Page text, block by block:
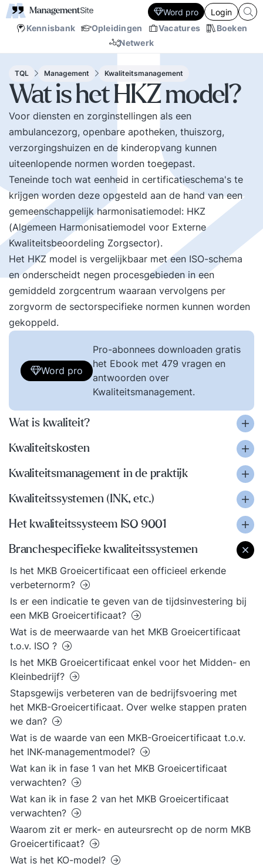
Kennisbank Opleidingen Vacatures
Boeken
Netwerk
Word pro Login
TQL Management Kwaliteitsmanagement
Wat is het HKZ model?
Voor diensten en zorginstellingen als een
ambulancezorg, openbare apotheken, thuiszorg,
verzorgingshuizen en de kinderopvang kunnen
uiteenlopende normen worden toegepast.
Teneinde toch wat eenheid in certificatieschema's te
krijgen worden deze opgesteld aan de hand van een
gemeenschappelijk harmonisatiemodel: HKZ
(Algemeen Harmonisatiemodel voor Externe
Kwaliteitsbeoordeling Zorgsector).
Het HKZ model is vergelijkbaar met een ISO-schema
en onderscheidt negen procesgebieden in een
gemiddeld zorgcentrum waaraan vervolgens per
zorgvorm de sectorspecifieke normen kunnen worden
gekoppeld.
Word pro
Pro-abonnees downloaden gratis
het Ebook met 479 vragen en
antwoorden over
Kwaliteitsmanagement.
Wat is kwaliteit?
Kwaliteitskosten
Kwaliteitsmanagement in de praktijk
Kwaliteitssystemen (INK, etc.)
Het kwaliteitssysteem ISO 9001
Branchespecifieke kwaliteitssystemen
Is het MKB Groeicertificaat een officieel erkende
verbeternorm?
Is er een indicatie te geven van de tijdsinvestering bij
een MKB Groeicertificaat?
Wat is de meerwaarde van het MKB Groeicertificaat
t.o.v. ISO ?
Is het MKB Groeicertificaat enkel voor het Midden- en
Kleinbedrijf?
Stapsgewijs verbeteren van de bedrijfsvoering met
het MKB-Groeicertificaat. Over welke stappen praten
we dan?
Wat is de waarde van een MKB-Groeicertificaat t.o.v.
het INK-managementmodel?
Wat kan ik in fase 1 van het MKB Groeicertificaat
verwachten?
Wat kan ik in fase 2 van het MKB Groeicertificaat
verwachten?
Waarom zit er merk- en auteursrecht op de norm MKB
Groeicertificaat?
Wat is het KO-model?